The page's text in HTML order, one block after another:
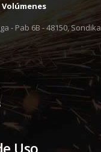
- Pab 6B - 48150, Sondika